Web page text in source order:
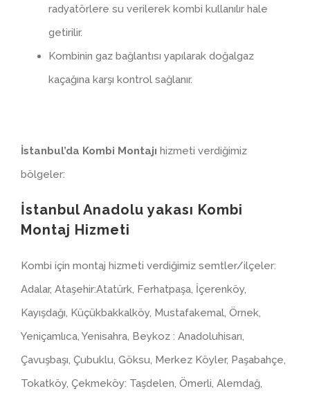
radyatörlere su verilerek kombi kullanılır hale
getirilir.
Kombinin gaz bağlantısı yapılarak doğalgaz
kaçağına karşı kontrol sağlanır.
İstanbul’da Kombi Montajı hizmeti verdiğimiz
bölgeler:
İstanbul Anadolu yakası Kombi
Montaj Hizmeti
Kombi için montaj hizmeti verdiğimiz semtler/ilçeler:
Adalar, Ataşehir:Atatürk, Ferhatpaşa, İçerenköy,
Kayışdağı, Küçükbakkalköy, Mustafakemal, Örnek,
Yeniçamlıca, Yenisahra, Beykoz : Anadoluhisarı,
Çavuşbaşı, Çubuklu, Göksu, Merkez Köyler, Paşabahçe,
Tokatköy, Çekmeköy: Taşdelen, Ömerli, Alemdağ,